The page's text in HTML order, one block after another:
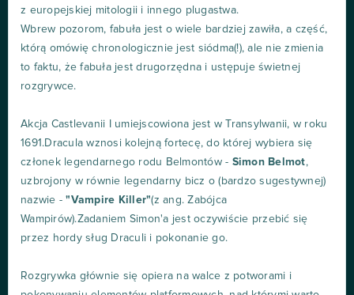
z europejskiej mitologii i innego plugastwa.
Wbrew pozorom, fabuła jest o wiele bardziej zawiła, a część,
którą omówię chronologicznie jest siódma(!), ale nie zmienia
to faktu, że fabuła jest drugorzędna i ustępuje świetnej
rozgrywce.
Akcja Castlevanii I umiejscowiona jest w Transylwanii, w roku
1691.Dracula wznosi kolejną fortecę, do której wybiera się
członek legendarnego rodu Belmontów - Simon Belmot,
uzbrojony w równie legendarny bicz o (bardzo sugestywnej)
nazwie -"Vampire Killer"(z ang. Zabójca
Wampirów).Zadaniem Simon'a jest oczywiście przebić się
przez hordy sług Draculi i pokonanie go.
Rozgrywka głównie się opiera na walce z potworami i